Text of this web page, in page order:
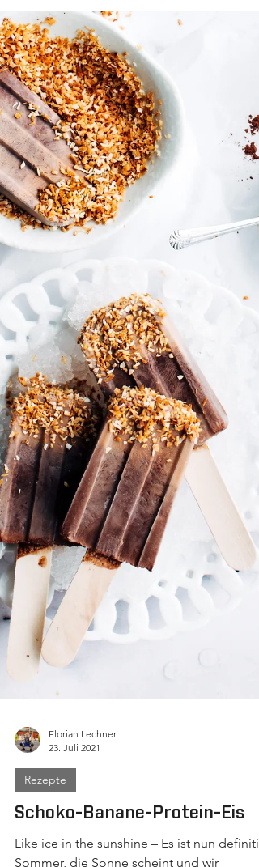
Schoko-Quark-Kuchen
Super schneller, einfacher Kuchen, mit nur
wenigen Zutaten! So kann ein spontaner
Besuch jederzeit vorbei kommen, oder du
kannst dir ganz...